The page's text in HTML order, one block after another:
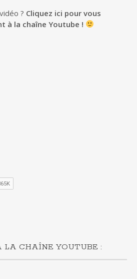
? Cliquez ici pour vous
à la chaîne Youtube !
LA CHAÎNE YOUTUBE :